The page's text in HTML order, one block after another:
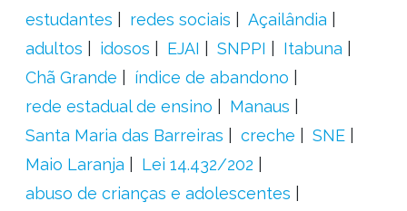
estudantes
redes sociais
Açailândia
adultos
idosos EJAI SNPPI
Itabuna
Chã Grande
índice de abandono
rede estadual de ensino
Manaus
Santa Maria das Barreiras
creche
SNE
Maio Laranja
Lei 14.432/202
abuso de crianças e adolescentes